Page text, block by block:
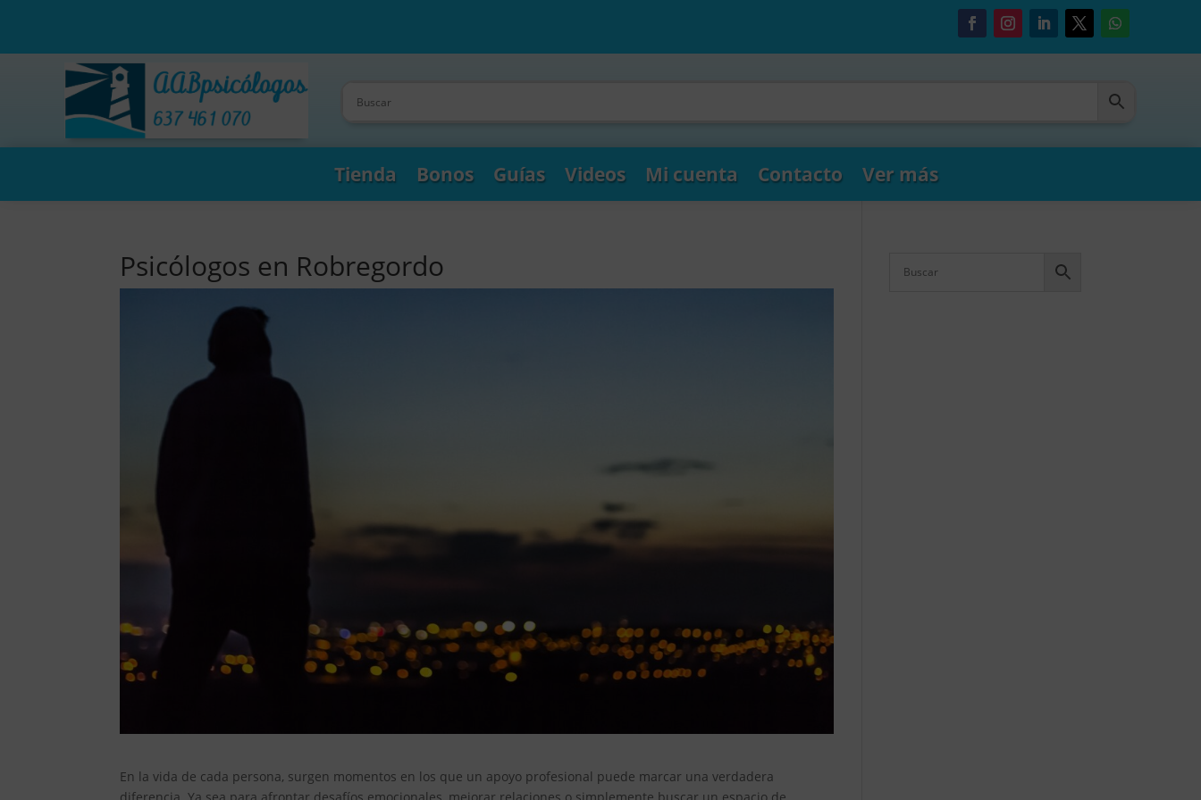
Tienda Bonos Guías Videos Mi cuenta Contacto Ver más
Psicólogos en Robregordo
En la vida de cada persona, surgen momentos en los que un apoyo profesional puede marcar una verdadera